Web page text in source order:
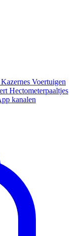
Kazernes Voertuigen
Hectometerpaaltjes
kanalen